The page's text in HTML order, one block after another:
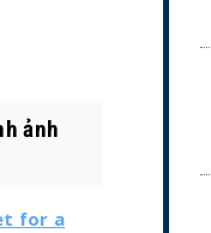
ảnh
for a